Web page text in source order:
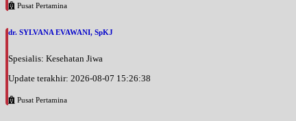
Pusat Pertamina
dr. SYLVANA EVAWANI, SpKJ
Spesialis: Kesehatan Jiwa
Update terakhir: 2026-08-07 15:26:38
Pusat Pertamina